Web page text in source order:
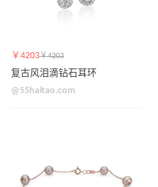
￥4203￥4203
复古风泪滴钻石耳环
@55haitao.com